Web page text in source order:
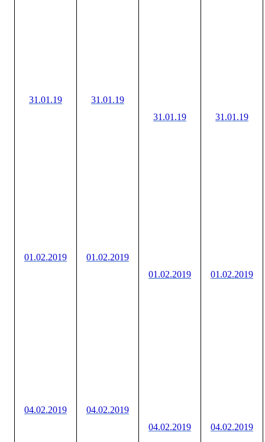
31.01.19
01.02.2019
04.02.2019
31.01.19
01.02.2019
04.02.2019
31.01.19
01.02.2019
04.02.2019
31.01.19
01.02.2019
04.02.2019